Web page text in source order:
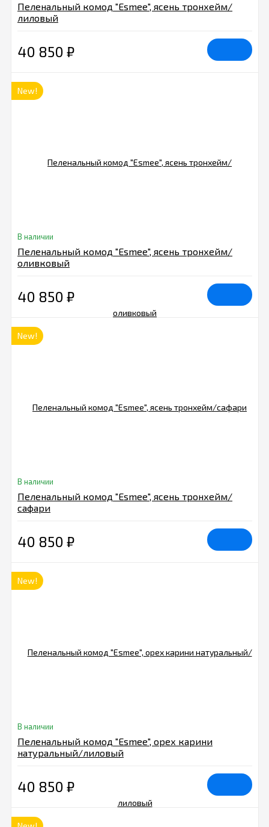
Пеленальный комод "Esmee", ясень тронхейм/
лиловый
40 850 ₽
New!
В наличии
Пеленальный комод "Esmee", ясень тронхейм/
оливковый
40 850 ₽
New!
В наличии
Пеленальный комод "Esmee", ясень тронхейм/
сафари
40 850 ₽
New!
В наличии
Пеленальный комод "Esmee", орех карини
натуральный/лиловый
40 850 ₽